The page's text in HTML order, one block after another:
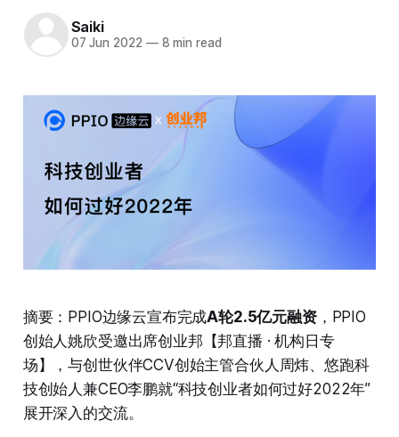
Saiki
07 Jun 2022 —8 min read
摘要：PPIO边缘云宣布完成A轮2.5亿元融资，PPIO
创始人姚欣受邀出席创业邦【邦直播 · 机构日专
场】，与创世伙伴CCV创始主管合伙人周炜、悠跑科
技创始人兼CEO李鹏就“科技创业者如何过好2022年”
展开深入的交流。